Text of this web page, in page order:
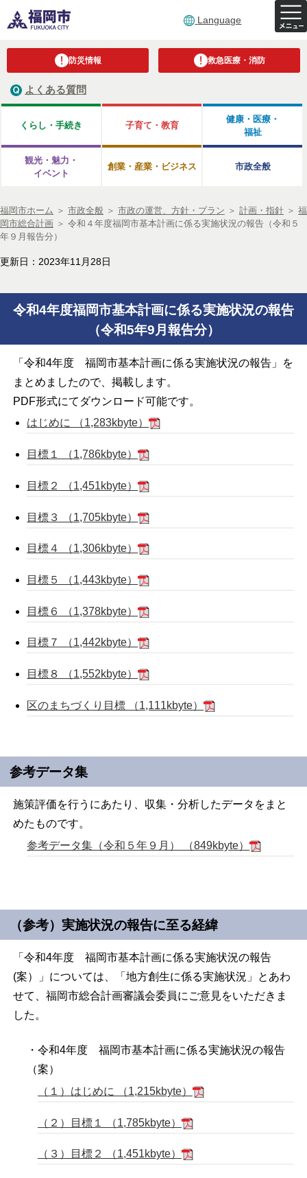
Language
防災情報 救急医療・消防
よくある質問
くらし・手続き 子育て・教育
健康・医療・
福祉
観光・魅力・
イベント
創業・産業・ビジネス 市政全般
福岡市ホーム ＞ 市政全般 ＞ 市政の運営、方針・プラン ＞ 計画・指針 ＞ 福
岡市総合計画 ＞ 令和４年度福岡市基本計画に係る実施状況の報告（令和５
年９月報告分）
更新日：2023年11月28日
令和4年度福岡市基本計画に係る実施状況の報告
（令和5年9月報告分）
「令和4年度 福岡市基本計画に係る実施状況の報告」を
まとめましたので、掲載します。
PDF形式にてダウンロード可能です。
はじめに （1,283kbyte）
目標１ （1,786kbyte）
目標２ （1,451kbyte）
目標３ （1,705kbyte）
目標４ （1,306kbyte）
目標５ （1,443kbyte）
目標６ （1,378kbyte）
目標７ （1,442kbyte）
目標８ （1,552kbyte）
区のまちづくり目標 （1,111kbyte）
参考データ集
施策評価を行うにあたり、収集・分析したデータをまと
めたものです。
参考データ集（令和５年９月） （849kbyte）
（参考）実施状況の報告に至る経緯
「令和4年度 福岡市基本計画に係る実施状況の報告
(案）」については、「地方創生に係る実施状況」とあわ
せて、福岡市総合計画審議会委員にご意見をいただきま
した。
・令和4年度 福岡市基本計画に係る実施状況の報告
（案）
（１）はじめに （1,215kbyte）
（２）目標１ （1,785kbyte）
（３）目標２ （1,451kbyte）